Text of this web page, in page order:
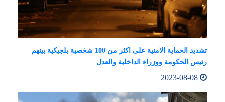
تشديد الحماية الامنية على اكثر من 100 شخصية بلجيكية بينهم
رئيس الحكومة ووزراء الداخلية والعدل